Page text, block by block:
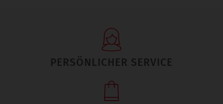
PERSÖNLICHER SERVICE